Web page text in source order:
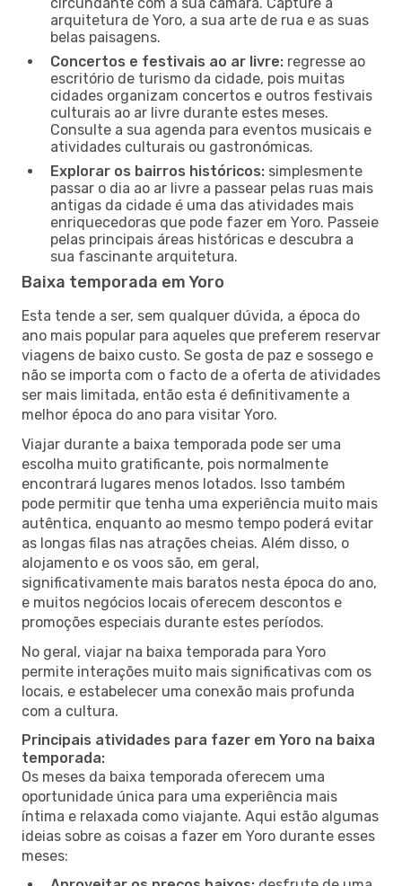
arquitetura de Yoro, a sua arte de rua e as suas
belas paisagens.
Concertos e festivais ao ar livre: regresse ao
escritório de turismo da cidade, pois muitas
cidades organizam concertos e outros festivais
culturais ao ar livre durante estes meses.
Consulte a sua agenda para eventos musicais e
atividades culturais ou gastronómicas.
Explorar os bairros históricos: simplesmente
passar o dia ao ar livre a passear pelas ruas mais
antigas da cidade é uma das atividades mais
enriquecedoras que pode fazer em Yoro. Passeie
pelas principais áreas históricas e descubra a
sua fascinante arquitetura.
Baixa temporada em Yoro
Esta tende a ser, sem qualquer dúvida, a época do
ano mais popular para aqueles que preferem reservar
viagens de baixo custo. Se gosta de paz e sossego e
não se importa com o facto de a oferta de atividades
ser mais limitada, então esta é definitivamente a
melhor época do ano para visitar Yoro.
Viajar durante a baixa temporada pode ser uma
escolha muito gratificante, pois normalmente
encontrará lugares menos lotados. Isso também
pode permitir que tenha uma experiência muito mais
autêntica, enquanto ao mesmo tempo poderá evitar
as longas filas nas atrações cheias. Além disso, o
alojamento e os voos são, em geral,
significativamente mais baratos nesta época do ano,
e muitos negócios locais oferecem descontos e
promoções especiais durante estes períodos.
No geral, viajar na baixa temporada para Yoro
permite interações muito mais significativas com os
locais, e estabelecer uma conexão mais profunda
com a cultura.
Principais atividades para fazer em Yoro na baixa
temporada:
Os meses da baixa temporada oferecem uma
oportunidade única para uma experiência mais
íntima e relaxada como viajante. Aqui estão algumas
ideias sobre as coisas a fazer em Yoro durante esses
meses: